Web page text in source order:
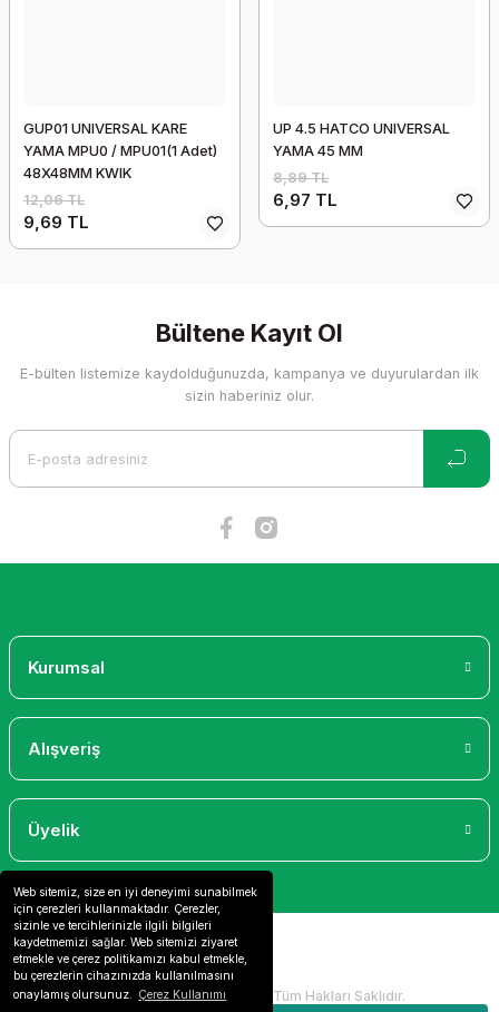
Web sitemiz, size en iyi deneyimi sunabilmek
için çerezleri kullanmaktadır. Çerezler,
sizinle ve tercihlerinizle ilgili bilgileri
kaydetmemizi sağlar. Web sitemizi ziyaret
etmekle ve çerez politikamızı kabul etmekle,
bu çerezlerin cihazınızda kullanılmasını
onaylamış olursunuz.
Çerez Kullanımı
GUP01 UNIVERSAL KARE
YAMA MPU0 / MPU01(1 Adet)
48X48MM KWIK
12,06 TL
9,69 TL
UP 4.5 HATCO UNIVERSAL
YAMA 45 MM
8,89 TL
6,97 TL
Bültene Kayıt Ol
E-bülten listemize kaydolduğunuzda, kampanya ve duyurulardan ilk
sizin haberiniz olur.
Kurumsal
Alışveriş
Üyelik
2024 Copyright IdeaSoft - Tüm Hakları Saklıdır.